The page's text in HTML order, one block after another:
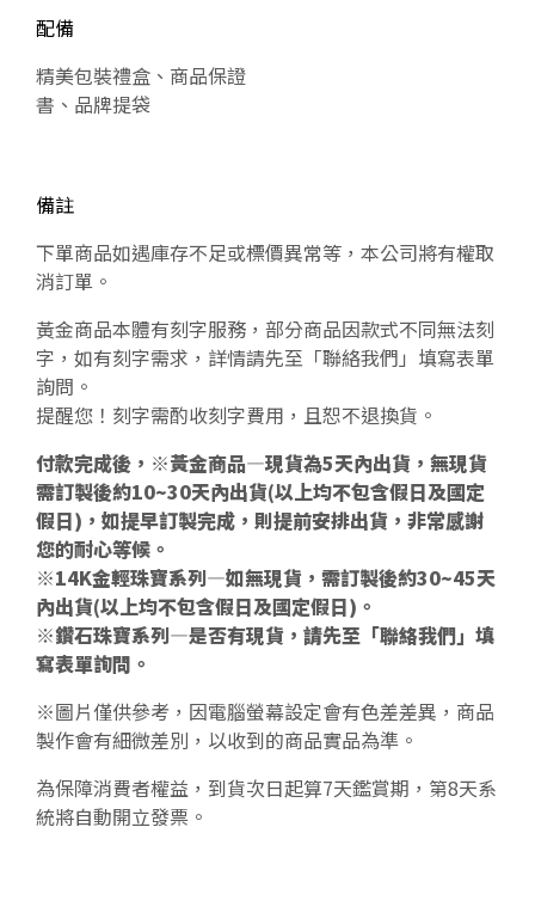
配備
精美包裝禮盒、商品保證
書、品牌提袋
備註
下單商品如遇庫存不足或標價異常等，本公司將有權取
消訂單。
黃金商品本體有刻字服務，部分商品因款式不同無法刻
字，如有刻字需求，詳情請先至「聯絡我們」填寫表單
詢問。
提醒您！刻字需酌收刻字費用，且恕不退換貨。
付款完成後，※黃金商品—現貨為5天內出貨，無現貨
需訂製後約10~30天內出貨(以上均不包含假日及國定
假日)，如提早訂製完成，則提前安排出貨，非常感謝
您的耐心等候。
※14K金輕珠寶系列—如無現貨，需訂製後約30~45天
內出貨(以上均不包含假日及國定假日)。
※鑽石珠寶系列—是否有現貨，請先至「聯絡我們」填
寫表單詢問。
※圖片僅供參考，因電腦螢幕設定會有色差差異，商品
製作會有細微差別，以收到的商品實品為準。
為保障消費者權益，到貨次日起算7天鑑賞期，第8天系
統將自動開立發票。